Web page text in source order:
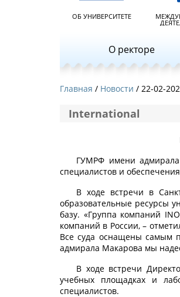
ОБ УНИВЕРСИТЕТЕ
О ректоре
Главная Новости / 22-02-
International
ГУМРФ имени
специалистов и
В ходе встречи в
образовательные ресурсы
базу. «Группа компаний
компаний в России, –
Все суда оснащены самым
адмирала Макарова мы
В ходе встречи
учебных площадках и
специалистов.